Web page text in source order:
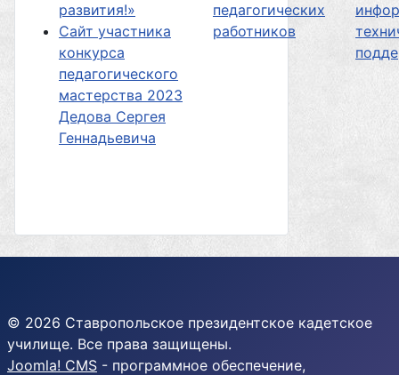
развития!»
Сайт участника
конкурса
педагогического
мастерства 2023
Дедова Сергея
Геннадьевича
педагогических
работников
© 2026 Ставропольское президентское кадетское
училище. Все права защищены.
Joomla! CMS - программное обеспечение,